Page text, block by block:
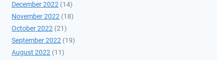
December 2022 (14)
November 2022 (18)
October 2022 (21)
September 2022 (19)
August 2022 (11)